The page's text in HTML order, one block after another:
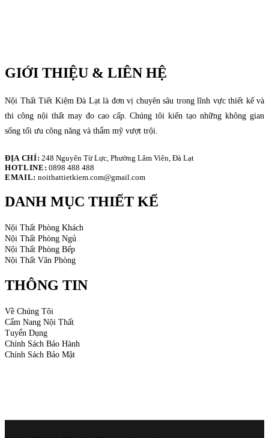
GIỚI THIỆU & LIÊN HỆ
Nội Thất Tiết Kiệm Đà Lạt là đơn vị chuyên sâu trong lĩnh vực thiết kế và
thi công nội thất may đo cao cấp. Chúng tôi kiến tạo những không gian
sống tối ưu công năng và thẩm mỹ vượt trội.
ĐỊA CHỈ: 248 Nguyên Từ Lực, Phường Lâm Viên, Đà Lạt
HOTLINE: 0898 488 488
EMAIL: noithattietkiem.com@gmail.com
DANH MỤC THIẾT KẾ
Nội Thất Phòng Khách
Nội Thất Phòng Ngủ
Nội Thất Phòng Bếp
Nội Thất Văn Phòng
THÔNG TIN
Về Chúng Tôi
Cẩm Nang Nội Thất
Tuyển Dụng
Chính Sách Bảo Hành
Chính Sách Bảo Mật